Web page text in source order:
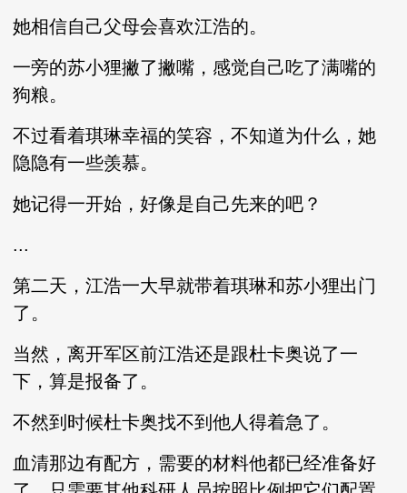
她相信自己父母会喜欢江浩的。
一旁的苏小狸撇了撇嘴，感觉自己吃了满嘴的
狗粮。
不过看着琪琳幸福的笑容，不知道为什么，她
隐隐有一些羡慕。
她记得一开始，好像是自己先来的吧？
...
第二天，江浩一大早就带着琪琳和苏小狸出门
了。
当然，离开军区前江浩还是跟杜卡奥说了一
下，算是报备了。
不然到时候杜卡奥找不到他人得着急了。
血清那边有配方，需要的材料他都已经准备好